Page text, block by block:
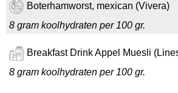
Boterhamworst, mexican (Vivera)
8 gram koolhydraten per 100 gr.
Breakfast Drink Appel Muesli
8 gram koolhydraten per 100 gr.